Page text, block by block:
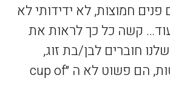
חמוצות, לא ידידותי לא
קשה כל כך לראות את
חוברים לבן/בת זוג,
שאיך נאמר בפשטות, הם פשוט לא ה ״cup of